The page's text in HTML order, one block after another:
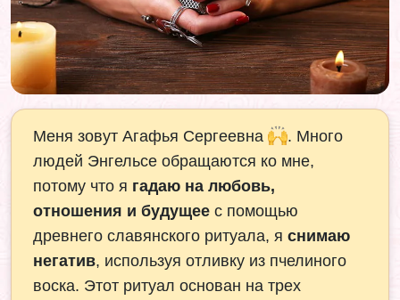
Меня зовут Агафья Сергеевна
. Много
людей Энгельсе обращаются ко мне,
потому что я гадаю на любовь,
отношения и будущее с помощью
древнего славянского ритуала, я снимаю
негатив, используя отливку из пчелиного
воска. Этот ритуал основан на трех